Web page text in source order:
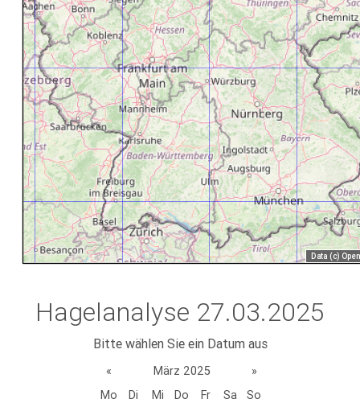
Hagelanalyse 27.03.2025
Bitte wählen Sie ein Datum aus
« März 2025
»
Mo
Di Mi Do Fr Sa
So